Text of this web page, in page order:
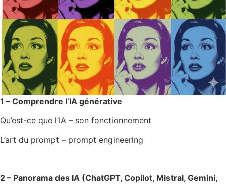
1 – Comprendre l’IA générative
Qu’est-ce que l’IA – son fonctionnement
L’art du prompt – prompt engineering
2 – Panorama des IA (ChatGPT, Copilot, Mistral, Gemini,